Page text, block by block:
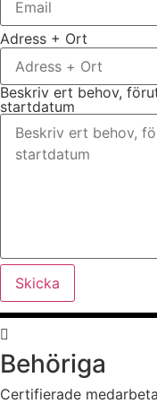
Adress + Ort
Beskriv ert behov,
startdatum
Skicka
Behöriga
Certifierade